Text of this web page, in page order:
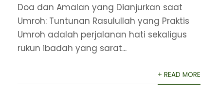
Doa dan Amalan yang Dianjurkan saat
Umroh: Tuntunan Rasulullah yang Praktis
Umroh adalah perjalanan hati sekaligus
rukun ibadah yang sarat...
+ READ MORE